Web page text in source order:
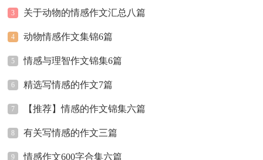
3 关于动物的情感作文汇总八篇
4 动物情感作文集锦6篇
5 情感与理智作文锦集6篇
6 精选写情感的作文7篇
7 【推荐】情感的作文锦集六篇
8 有关写情感的作文三篇
9 情感作文600字合集六篇